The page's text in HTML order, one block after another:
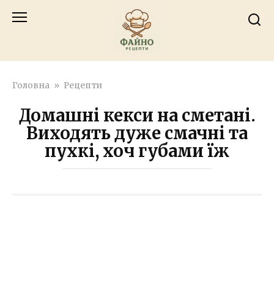
Головна » Рецепти
Домашні кекси на сметані.
Виходять дуже смачні та
пухкі, хоч губами їж